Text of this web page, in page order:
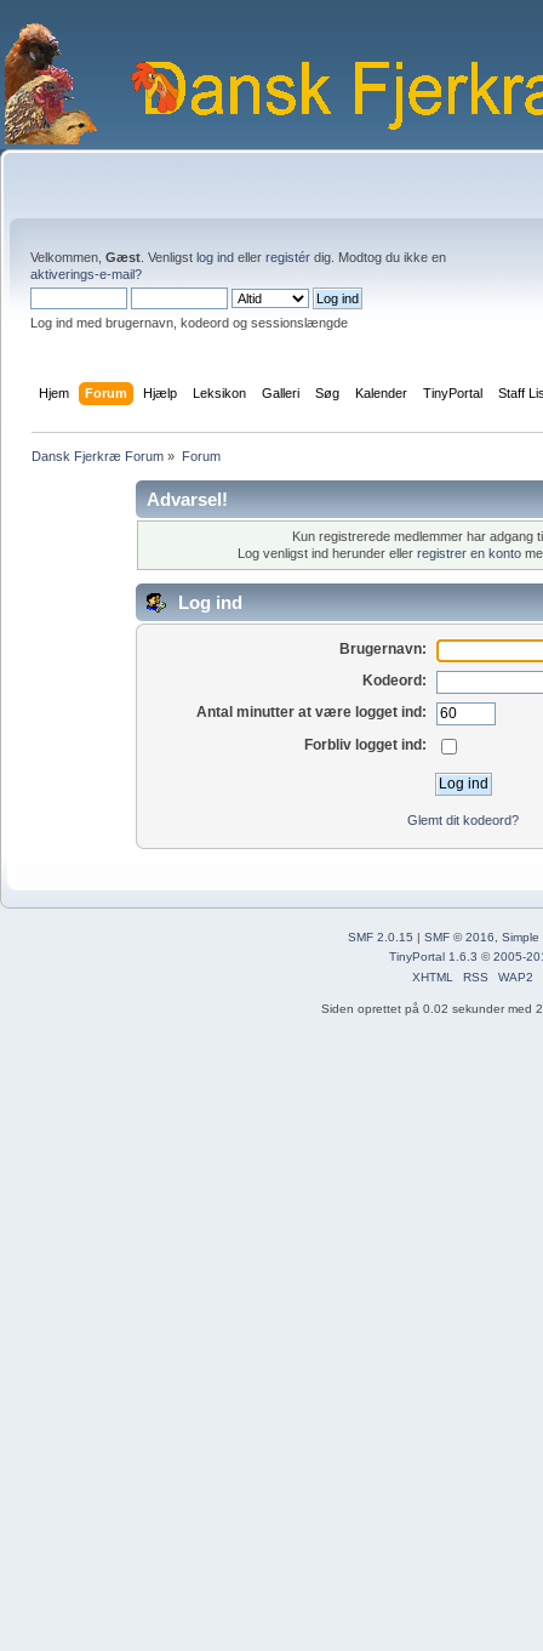
Velkommen, Gæst . Venligst log ind eller registér dig. Modtog du ikke en
aktiverings-e-mail?
Log ind med brugernavn, kodeord og sessionslængde
Hjem Forum Hjælp Leksikon Galleri Søg Kalender TinyPortal Staff
Dansk Fjerkræ Forum » Forum
Advarsel!
Kun registrerede medlemmer har adgang
Log venligst ind herunder eller registrer en konto
Log ind
Brugernavn:
Kodeord:
Antal minutter at være logget ind:
Forbliv logget ind:
Glemt dit kodeord?
SMF 2.0.15 | SMF © 2016
Simple
TinyPortal 1.6.3 ©2005-
XHTML
RSS WAP2
Siden oprettet på 0.02 sekunder med